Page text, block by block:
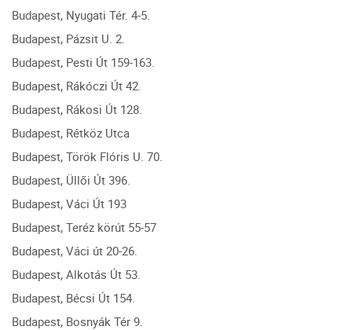
Budapest, Nyugati Tér. 4-5.
Budapest, Pázsit U. 2.
Budapest, Pesti Út 159-163.
Budapest, Rákóczi Út 42.
Budapest, Rákosi Út 128.
Budapest, Rétköz Utca
Budapest, Török Flóris U. 70.
Budapest, Üllői Út 396.
Budapest, Váci Út 193
Budapest, Teréz körút 55-57
Budapest, Váci út 20-26.
Budapest, Alkotás Út 53.
Budapest, Bécsi Út 154.
Budapest, Bosnyák Tér 9.